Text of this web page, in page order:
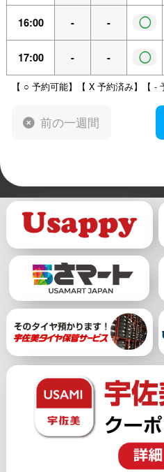
16:00 - - ◯
17:00 - - ◯
【 ○ 予約可能】【 X 予約済み】【 -
前の一週間